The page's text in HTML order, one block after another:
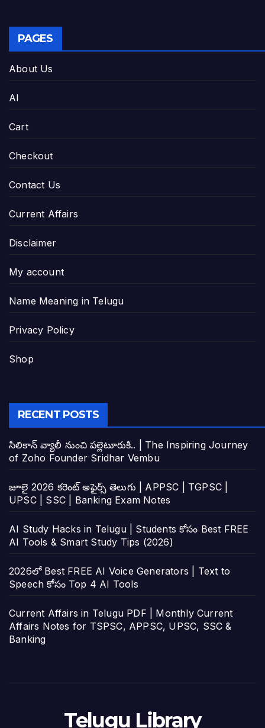
PAGES
About Us
AI
Cart
Checkout
Contact Us
Current Affairs
Disclaimer
My account
Name Meaning in Telugu
Privacy Policy
Shop
RECENT POSTS
సిలికాన్ వ్యాలీ నుంచి పల్లెటూరుకి.. | The Inspiring Journey
of Zoho Founder Sridhar Vembu
జూలై 2026 కరెంట్ అఫైర్స్ తెలుగు | APPSC | TGPSC |
UPSC | SSC | Banking Exam Notes
AI Study Hacks in Telugu | Students కోసం Best FREE
AI Tools & Smart Study Tips (2026)
2026లో Best FREE AI Voice Generators | Text to
Speech కోసం Top 4 AI Tools
Current Affairs in Telugu PDF | Monthly Current
Affairs Notes for TSPSC, APPSC, UPSC, SSC &
Banking
Telugu Library